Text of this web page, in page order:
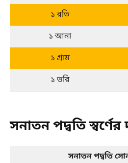
১ রতি
১ আনা
১ গ্রাম
১ ভরি
সনাতন পদ্বতি স্বর্ণের
সনাতন পদ্বতি